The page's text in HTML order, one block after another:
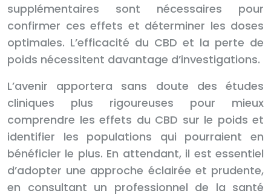
supplémentaires sont nécessaires pour
confirmer ces effets et déterminer les doses
optimales. L’efficacité du CBD et la perte de
poids nécessitent davantage d’investigations.
L’avenir apportera sans doute des études
cliniques plus rigoureuses pour mieux
comprendre les effets du CBD sur le poids et
identifier les populations qui pourraient en
bénéficier le plus. En attendant, il est essentiel
d’adopter une approche éclairée et prudente,
en consultant un professionnel de la santé